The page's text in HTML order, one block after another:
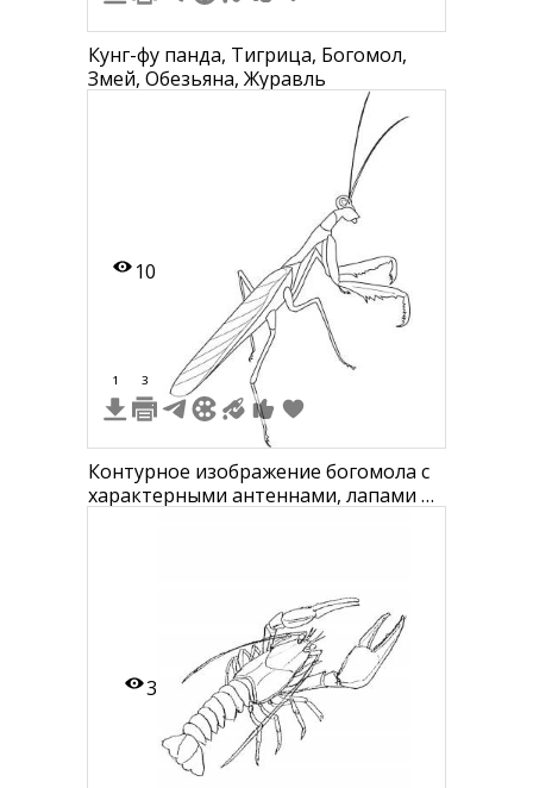
Кунг-фу панда, Тигрица, Богомол,
Змей, Обезьяна, Журавль
10
1 3
Контурное изображение богомола с
характерными антеннами, лапами и
3